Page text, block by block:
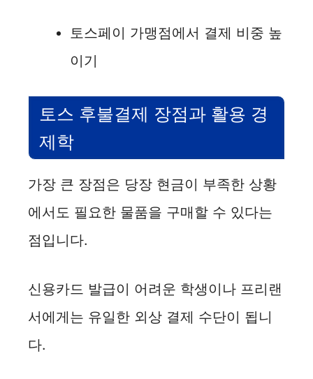
토스페이 가맹점에서 결제 비중 높
이기
토스 후불결제 장점과 활용 경
제학
가장 큰 장점은 당장 현금이 부족한 상황
에서도 필요한 물품을 구매할 수 있다는
점입니다.
신용카드 발급이 어려운 학생이나 프리랜
서에게는 유일한 외상 결제 수단이 됩니
다.